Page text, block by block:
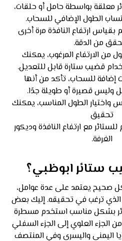
معلقة بواسطة حامل أو حلقات،
الطول الإضافي للسحاب.
بقياس ارتفاع النافذة مرة أخرى
من الدقة.
من الارتفاع المرغوب، يمكنك
قضيب ستارة قابل للتعديل.
إضافة للسحاب، تأكد من أنها
قصيرة أو طويلة جدًا.
واختيار الطول المناسب، يمكنك
تحقيق
مع ارتفاع النافذة وديكور
الغرفة.
ستائر ابوظبي؟
صحيح يعتمد على عدة عوامل،
الذي ترغب في تحقيقه. إليك بعض
بشكل مناسب استخدم مسطرة
الجزء العلوي إلى الجزء السفلي
اليمنى واليسرى وفي المنتصف